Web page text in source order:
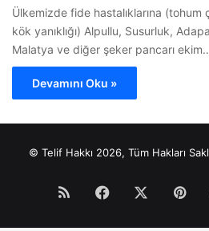
Ülkemizde fide hastalıklarına
kök yanıklığı) Alpullu, Susurluk,
Malatya ve diğer şeker pancarı
Devamını Oku »
© Telif Hakkı 2026, Tüm Hakları
RSS Facebook